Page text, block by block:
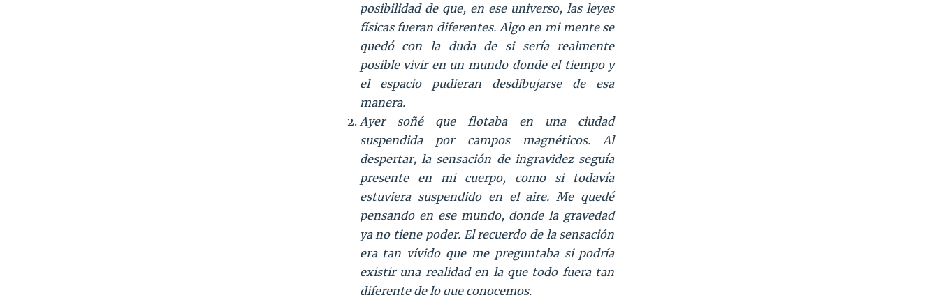
posibilidad de que, en ese universo, las leyes
físicas fueran diferentes. Algo en mi mente se
quedó con la duda de si sería realmente
posible vivir en un mundo donde el tiempo y
el espacio pudieran desdibujarse de esa
manera.
Ayer soñé que flotaba en una ciudad
suspendida por campos magnéticos. Al
despertar, la sensación de ingravidez seguía
presente en mi cuerpo, como si todavía
estuviera suspendido en el aire. Me quedé
pensando en ese mundo, donde la gravedad
ya no tiene poder. El recuerdo de la sensación
era tan vívido que me preguntaba si podría
existir una realidad en la que todo fuera tan
diferente de lo que conocemos.